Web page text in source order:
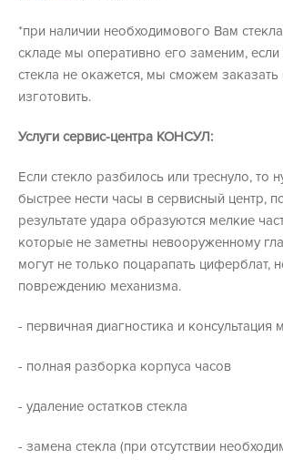
*при наличии необходимового Вам
складе мы оперативно его заменим, если
стекла не окажется, мы сможем заказать
изготовить.
Услуги сервис-центра КОНСУЛ:
Если стекло разбилось или треснуло, то
быстрее нести часы в сервисный центр,
результате удара образуются мелкие
которые не заметны невооруженному
могут не только поцарапать циферблат,
повреждению механизма.
- первичная диагностика и консультация
- полная разборка корпуса часов
- удаление остатков стекла
- замена стекла (при отсутствии